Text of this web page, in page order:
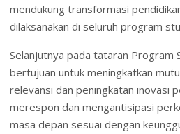
mendukung transformasi
dilaksanakan di seluruh program
Selanjutnya pada tataran Program
bertujuan untuk meningkatkan
relevansi dan peningkatan inovasi
merespon dan mengantisipasi
masa depan sesuai dengan